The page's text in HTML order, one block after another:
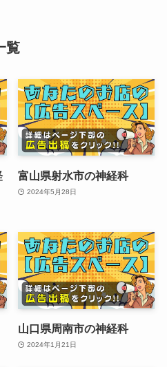
覧
富山県射水市の神経科
2024年5月28日
山口県周南市の神経科
2024年1月21日